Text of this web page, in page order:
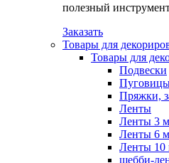
полезный
Заказать
Товары для
Товары для
Подвески
Пряжки,
Ленты
Ленты 3
Ленты 6
Ленты 10
шебби-